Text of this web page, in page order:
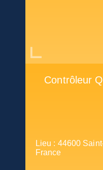
Contrôleur
Lieu : 44600
France